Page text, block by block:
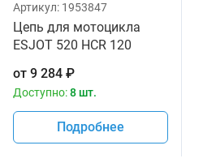
Артикул: 1953847
Цепь для мотоцикла
ESJOT 520 HCR 120
от 9 284 ₽
Доступно:8 шт.
Подробнее